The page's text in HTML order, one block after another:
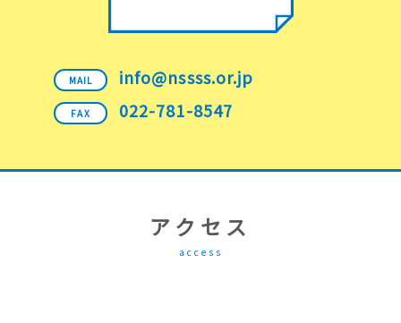
MAIL info@nssss.or.jp
FAX 022-781-8547
アクセス
access